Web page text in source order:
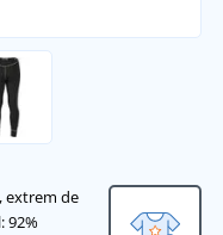
extrem de
92%